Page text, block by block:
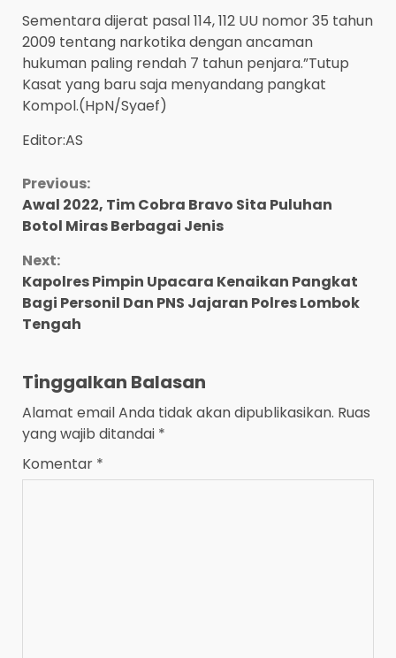
Sementara dijerat pasal 114, 112 UU nomor 35 tahun
2009 tentang narkotika dengan ancaman
hukuman paling rendah 7 tahun penjara.”Tutup
Kasat yang baru saja menyandang pangkat
Kompol.(HpN/Syaef)
Editor:AS
Continue
Reading
Previous:
Awal 2022, Tim Cobra Bravo Sita Puluhan
Botol Miras Berbagai Jenis
Next:
Kapolres Pimpin Upacara Kenaikan Pangkat
Bagi Personil Dan PNS Jajaran Polres Lombok
Tengah
Tinggalkan Balasan
Alamat email Anda tidak akan dipublikasikan. Ruas
yang wajib ditandai *
Komentar *